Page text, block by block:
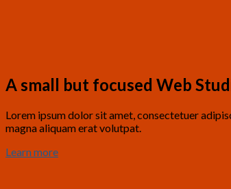
A small but focused Web
Lorem ipsum dolor sit amet, consectetuer
magna aliquam erat volutpat.
Learn more